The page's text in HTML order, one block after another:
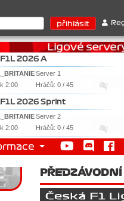
: 1. Ferrari . 2.
2026 A
Server 1
2:00
Hráčů: 0 / 45
2026 Sprint
Server 2
2:00
Hráčů: 0 / 45